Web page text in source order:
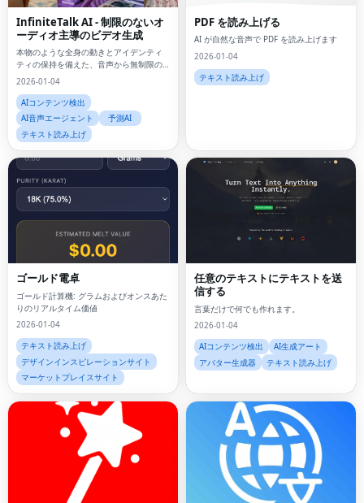
InfiniteTalk AI - 制限のないオ
ーディオ主導のビデオ生成
本物のような全身の動きとアイデンティ
ティの保持を備えた、音声から無制限の
長さのトーキング ビデオを作成します
2026-01-04
AIコンテンツ検出
AI音声エージェント
予測AI
テキスト読み上げ
PDF を読み上げる
AI が自然な音声で PDF を読み上げます
2026-01-04
テキスト読み上げ
ゴールド電卓
ゴールド計算機: グラムおよびオンスあた
りのリアルタイム価値
2026-01-04
テキスト読み上げ
デザインインスピレーションサイト
マーケットプレイスサイト
任意のテキストにテキストを送
信する
言葉だけで何でも作れます。
2026-01-04
AIコンテンツ検出
AI生成アート
アバター生成器
テキスト読み上げ